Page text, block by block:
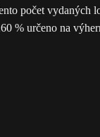
počet vydaných
% určeno na